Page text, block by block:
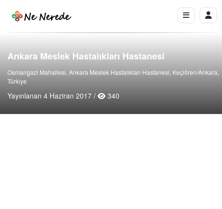
Ankara Meslek Hastalıkları Hastanesi
Osmangazi Mahallesi, Ankara Meslek Hastalıkları Hastanesi, Keçiören/Ankara,
Türkiye
Yayınlanan 4 Haziran 2017 / 340